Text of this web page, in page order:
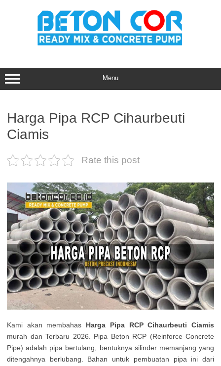
Menu
Harga Pipa RCP Cihaurbeuti
Ciamis
Rate this post
Kami akan membahas Harga Pipa RCP Cihaurbeuti Ciamis
murah dan Terbaru 2026. Pipa Beton RCP (Reinforce Concrete
Pipe) adalah pipa bertulang, bentuknya silinder memanjang yang
ditengahnya berlubang. Bahan untuk pembuatan pipa ini dari